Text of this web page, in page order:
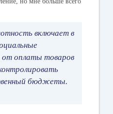
включает в
от оплаты товаров
бюджеты.